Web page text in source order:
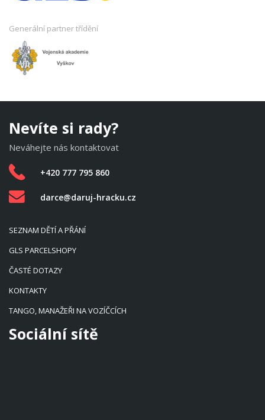
Generální partner třídění
Nevíte si rady?
Neváhejte nás kontaktovat
+420 777 795 860
darce@daruj-hracku.cz
SEZNAM DĚTÍ A PŘÁNÍ
GLS PARCELSHOPY
ČASTÉ DOTAZY
KONTAKTY
TANGO, MANAŽEŘI NA VOZÍČCÍCH
Sociální sítě